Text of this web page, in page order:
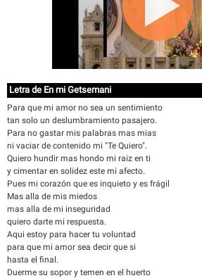
Letra de En mi Getsemani
Para que mi amor no sea un sentimiento
tan solo un deslumbramiento pasajero.
Para no gastar mis palabras mas mias
ni vaciar de contenido mi "Te Quiero".
Quiero hundir mas hondo mi raiz en ti
y cimentar en solidez este mi afecto.
Pues mi corazón que es inquieto y es frágil
Mas alla de mis miedos
mas alla de mi inseguridad
quiero darte mi respuesta.
Aqui estoy para hacer tu voluntad
para que mi amor sea decir que si
hasta el final.
Duerme su sopor y temen en el huerto